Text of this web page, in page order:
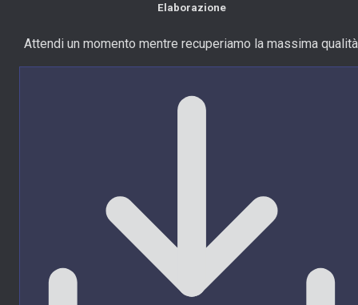
Elaborazione
Attendi un momento mentre recuperiamo la massima